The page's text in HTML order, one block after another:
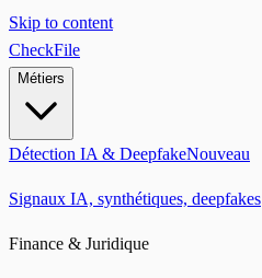
Skip to content
CheckFile
Métiers
Détection IA & DeepfakeNouveau
Signaux IA, synthétiques, deepfakes
Finance & Juridique